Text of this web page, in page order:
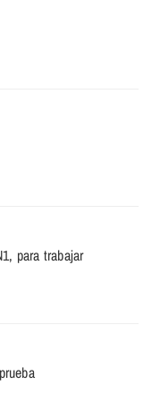
para trabajar